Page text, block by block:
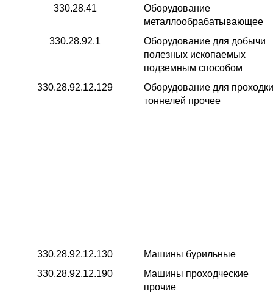
330.28.41
Оборудование
металлообрабатывающее
330.28.92.1
Оборудование для добычи
полезных ископаемых
подземным способом
330.28.92.12.129
Оборудование для проходки
тоннелей прочее
330.28.92.12.130
Машины бурильные
330.28.92.12.190
Машины проходческие
прочие